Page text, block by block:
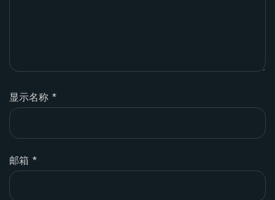
显示名称 *
邮箱 *